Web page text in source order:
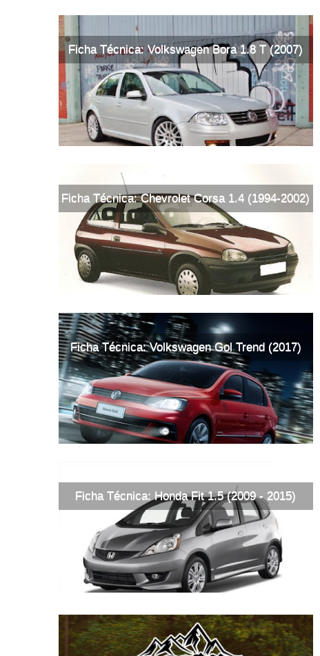
Ficha Técnica: Volkswagen Bora 1.8 T (2007)
Ficha Técnica: Chevrolet Corsa 1.4 (1994-2002)
Ficha Técnica: Volkswagen Gol Trend (2017)
Ficha Técnica: Honda Fit 1.5 (2009 - 2015)